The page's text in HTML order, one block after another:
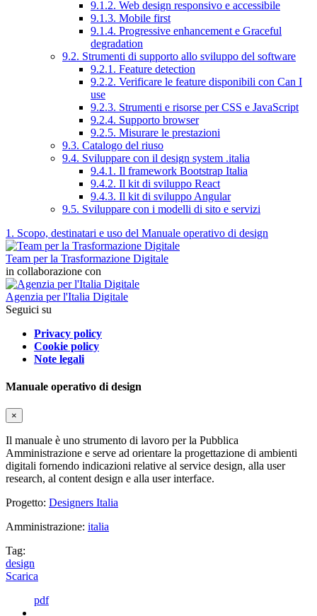
9.1.2. Web design responsivo e accessibile
9.1.3. Mobile first
9.1.4. Progressive enhancement e Graceful
degradation
9.2. Strumenti di supporto allo sviluppo del software
9.2.1. Feature detection
9.2.2. Verificare le feature disponibili con Can I
use
9.2.3. Strumenti e risorse per CSS e JavaScript
9.2.4. Supporto browser
9.2.5. Misurare le prestazioni
9.3. Catalogo del riuso
9.4. Sviluppare con il design system .italia
9.4.1. Il framework Bootstrap Italia
9.4.2. Il kit di sviluppo React
9.4.3. Il kit di sviluppo Angular
9.5. Sviluppare con i modelli di sito e servizi
1. Scopo, destinatari e uso del Manuale operativo di design
Team per la Trasformazione Digitale
in collaborazione con
Agenzia per l'Italia Digitale
Seguici su
Privacy policy
Cookie policy
Note legali
Manuale operativo di design
×
Il manuale è uno strumento di lavoro per la Pubblica
Amministrazione e serve ad orientare la progettazione di ambienti
digitali fornendo indicazioni relative al service design, alla user
research, al content design e alla user interface.
Progetto: Designers Italia
Amministrazione: italia
Tag:
design
Scarica
pdf